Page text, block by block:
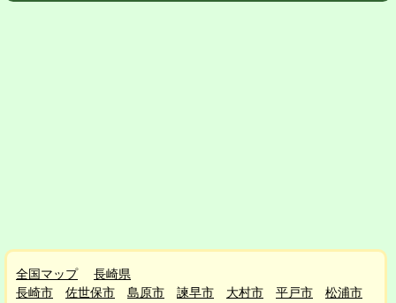
全国マップ
長崎県
長崎市
佐世保市 島原市 諫早市 大村市 平戸市
松浦市